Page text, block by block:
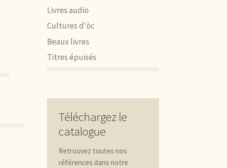
Livres audio
Cultures d'òc
Beaux livres
Titres épuisés
Téléchargez le
catalogue
Retrouvez toutes nos
références dans notre